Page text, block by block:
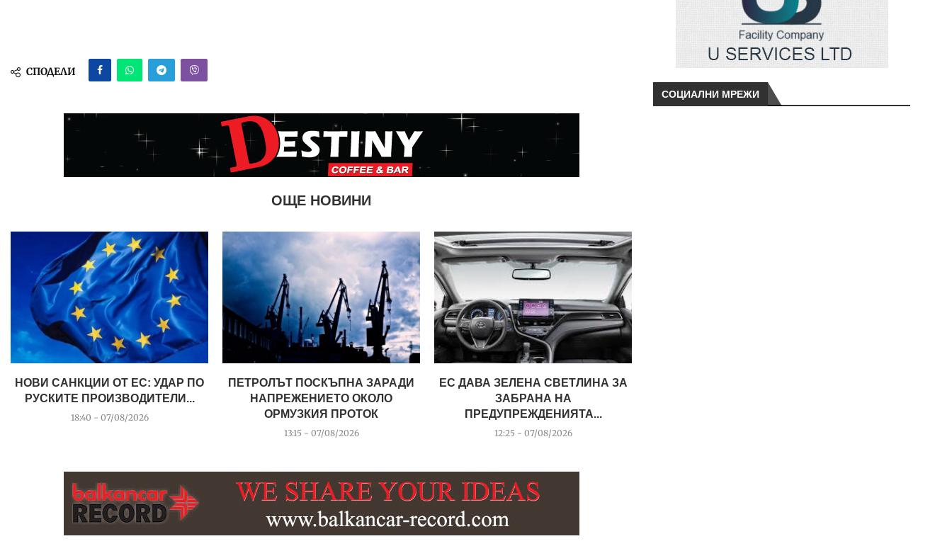
СПОДЕЛИ
ОЩЕ НОВИНИ
НОВИ САНКЦИИ ОТ ЕС: УДАР ПО
РУСКИТЕ ПРОИЗВОДИТЕЛИ...
18:40 - 07/08/2026
ПЕТРОЛЪТ ПОСКЪПНА ЗАРАДИ
НАПРЕЖЕНИЕТО ОКОЛО
ОРМУЗКИЯ ПРОТОК
13:15 - 07/08/2026
ЕС ДАВА ЗЕЛЕНА СВЕТЛИНА ЗА
ЗАБРАНА НА
ПРЕДУПРЕЖДЕНИЯТА...
12:25 - 07/08/2026
СОЦИАЛНИ МРЕЖИ